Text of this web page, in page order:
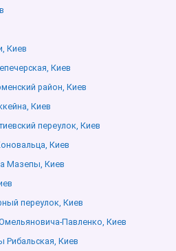
Киев
Киев
район, Киев
Киев
переулок, Киев
Киев
Мазепы, Киев
переулок, Киев
Павленко, Киев
Рибальская, Киев